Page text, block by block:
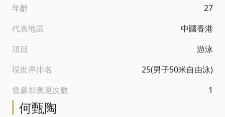
年齡
27
代表地區
中國香港
項目
游泳
現世界排名
25(男子50米自由泳)
曾參加奧運次數
1
何甄陶